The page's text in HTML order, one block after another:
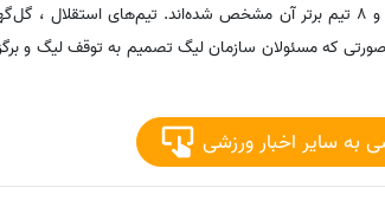
رقابت های جام حذفی به مرحله یک چهارم نهایی رسیده و 8 تیم برتر آن مشخص شده‌اند.
که مسئولان سازمان لیگ تصمیم به توقف لیگ و
به سایر اخبار ورزشی